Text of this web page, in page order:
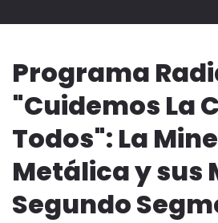
Programa
"Cuidemos La
Todos": La
Metálica y sus
Segundo